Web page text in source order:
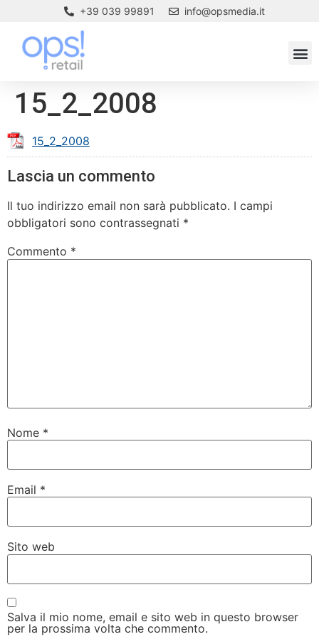
+39 039 99891 info@opsmedia.it
15_2_2008
15_2_2008
Lascia un commento
Il tuo indirizzo email non sarà pubblicato. I campi
obbligatori sono contrassegnati *
Commento *
Nome *
Email *
Sito web
Salva il mio nome, email e sito web in questo browser
per la prossima volta che commento.